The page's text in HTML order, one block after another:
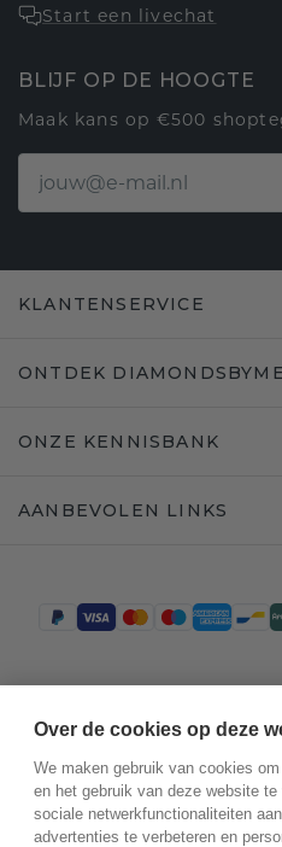
Start een livechat
BLIJF OP DE HOOGTE
Maak kans op €500
KLANTENSERVICE
ONTDEK DIAMONDSBYME
ONZE KENNISBANK
AANBEVOLEN LINKS
Over de cookies op deze
We maken gebruik van cookies
en het gebruik van deze website
sociale netwerkfunctionaliteiten
advertenties te verbeteren en